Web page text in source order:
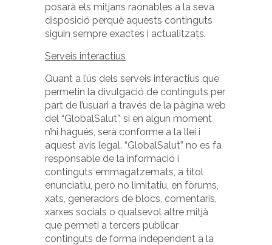
posarà els mitjans raonables a la seva
disposició perquè aquests continguts
siguin sempre exactes i actualitzats.
Serveis interactius
Quant a l’ús dels serveis interactius que
permetin la divulgació de continguts per
part de l’usuari a través de la pàgina web
del “GlobalSalut”, si en algun moment
n’hi hagués, serà conforme a la llei i
aquest avís legal. “GlobalSalut” no es fa
responsable de la informació i
continguts emmagatzemats, a títol
enunciatiu, però no limitatiu, en fòrums,
xats, generadors de blocs, comentaris,
xarxes socials o qualsevol altre mitjà
que permeti a tercers publicar
continguts de forma independent a la